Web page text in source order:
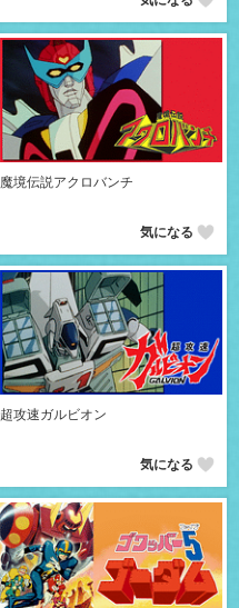
魔境伝説アクロバンチ
気になる
超攻速ガルビオン
気になる